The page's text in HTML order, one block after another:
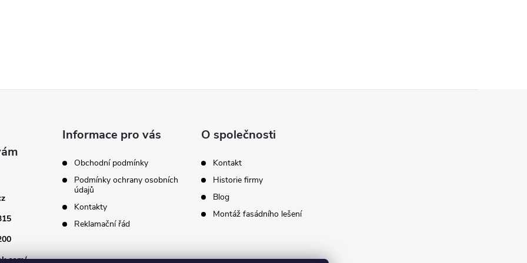
Informace pro vás
Obchodní podmínky
Podmínky ochrany osobních
údajů
Kontakty
Reklamační řád
O společnosti
Kontakt
Historie firmy
Blog
Montáž fasádního lešení